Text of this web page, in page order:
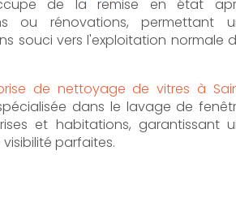
de la remise en état
ou rénovations, permettant
souci vers l'exploitation normale
de nettoyage de vitres à
dans le lavage de
et habitations, garantissant
parfaites.